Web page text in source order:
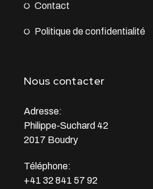
Contact
Politique de confidentialité
Nous contacter
Adresse:
Philippe-Suchard 42
2017 Boudry
Téléphone:
+41 32 841 57 92